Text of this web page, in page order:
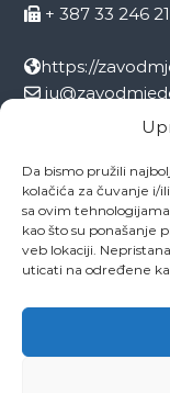
Da bismo pružili
kolačića za čuvanje i/
sa ovim
kao što su ponašanje
veb lokaciji.
uticati na određene
+ 387 33 246
https://
Direktor:
+ 387
Sekretar:
+ 387
Pedagog:
+
Psiholog:
+